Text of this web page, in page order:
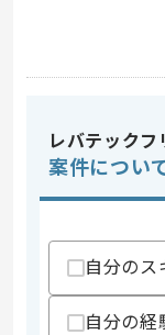
スキル
レバテック
案件につい
自分のス
自分の経